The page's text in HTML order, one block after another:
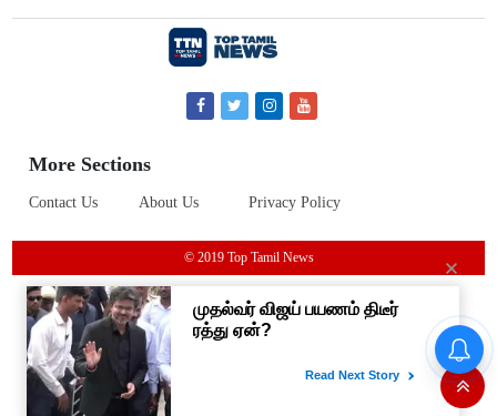
More Sections
Contact Us About Us Privacy Policy
© 2019 Top Tamil News
உதயநிதி ஸ்டாலின் கைது என்பது
பகிரங்க குற்றச்சாட்டு..!